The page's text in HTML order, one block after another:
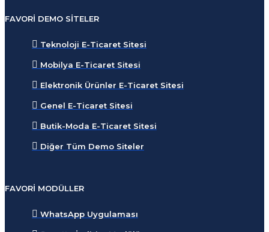
FAVORI DEMO SITELER
Teknoloji E-Ticaret Sitesi
Mobilya E-Ticaret Sitesi
Elektronik Ürünler E-Ticaret Sitesi
Genel E-Ticaret Sitesi
Butik-Moda E-Ticaret Sitesi
Diğer Tüm Demo Siteler
FAVORI MODÜLLER
WhatsApp Uygulaması